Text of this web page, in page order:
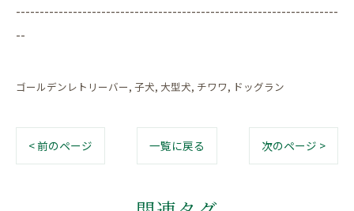
--------------------------------------------------------------------
--
ゴールデンレトリーバー 子犬 大型犬 チワワ ドッグラン
< 前のページ 一覧に戻る 次のページ >